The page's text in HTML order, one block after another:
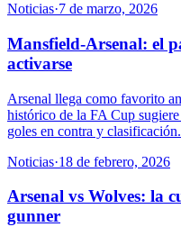
Noticias·7 de marzo, 2026
Mansfield-Arsenal: el
activarse
Arsenal llega como favorito
histórico de la FA Cup
goles en contra y clasificación.
Noticias·18 de febrero, 2026
Arsenal vs Wolves: la
gunner